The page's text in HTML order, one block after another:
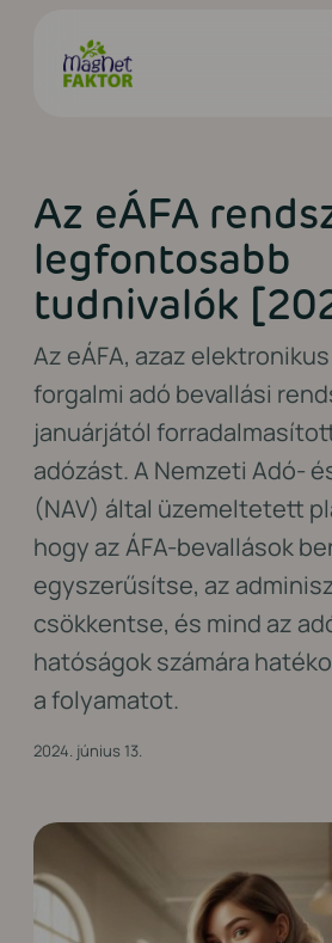
Az eÁFA
legfontosabb
tudnivalók
Az eÁFA, azaz
forgalmi adó bevallási
januárjától
adózást. A Nemzeti Adó-
(NAV) által üzemeltetett
hogy az ÁFA-bevallások
egyszerűsítse, az
csökkentse, és mind az
hatóságok számára
a folyamatot.
2024. június 13.